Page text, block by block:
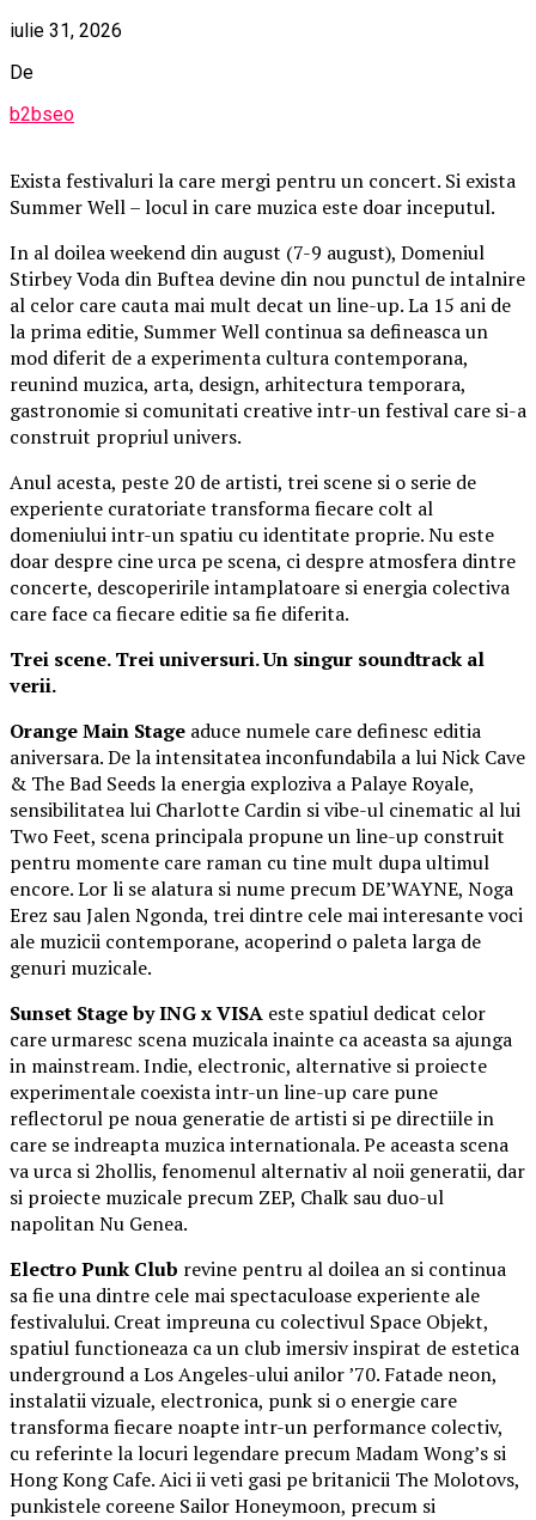
iulie 31, 2026
De
b2bseo
Exista festivaluri la care mergi pentru un concert. Si exista
Summer Well – locul in care muzica este doar inceputul.
In al doilea weekend din august (7-9 august), Domeniul
Stirbey Voda din Buftea devine din nou punctul de intalnire
al celor care cauta mai mult decat un line-up. La 15 ani de
la prima editie, Summer Well continua sa defineasca un
mod diferit de a experimenta cultura contemporana,
reunind muzica, arta, design, arhitectura temporara,
gastronomie si comunitati creative intr-un festival care si-a
construit propriul univers.
Anul acesta, peste 20 de artisti, trei scene si o serie de
experiente curatoriate transforma fiecare colt al
domeniului intr-un spatiu cu identitate proprie. Nu este
doar despre cine urca pe scena, ci despre atmosfera dintre
concerte, descoperirile intamplatoare si energia colectiva
care face ca fiecare editie sa fie diferita.
Trei scene. Trei universuri. Un singur soundtrack al
verii.
Orange Main Stage aduce numele care definesc editia
aniversara. De la intensitatea inconfundabila a lui Nick Cave
& The Bad Seeds la energia exploziva a Palaye Royale,
sensibilitatea lui Charlotte Cardin si vibe-ul cinematic al lui
Two Feet, scena principala propune un line-up construit
pentru momente care raman cu tine mult dupa ultimul
encore. Lor li se alatura si nume precum DE’WAYNE, Noga
Erez sau Jalen Ngonda, trei dintre cele mai interesante voci
ale muzicii contemporane, acoperind o paleta larga de
genuri muzicale.
Sunset Stage by ING x VISA este spatiul dedicat celor
care urmaresc scena muzicala inainte ca aceasta sa ajunga
in mainstream. Indie, electronic, alternative si proiecte
experimentale coexista intr-un line-up care pune
reflectorul pe noua generatie de artisti si pe directiile in
care se indreapta muzica internationala. Pe aceasta scena
va urca si 2hollis, fenomenul alternativ al noii generatii, dar
si proiecte muzicale precum ZEP, Chalk sau duo-ul
napolitan Nu Genea.
Electro Punk Club revine pentru al doilea an si continua
sa fie una dintre cele mai spectaculoase experiente ale
festivalului. Creat impreuna cu colectivul Space Objekt,
spatiul functioneaza ca un club imersiv inspirat de estetica
underground a Los Angeles-ului anilor ’70. Fatade neon,
instalatii vizuale, electronica, punk si o energie care
transforma fiecare noapte intr-un performance colectiv,
cu referinte la locuri legendare precum Madam Wong’s si
Hong Kong Cafe. Aici ii veti gasi pe britanicii The Molotovs,
punkistele coreene Sailor Honeymoon, precum si